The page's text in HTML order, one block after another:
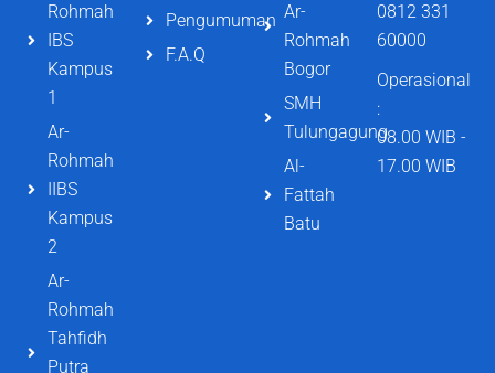
Rohmah
IBS
Kampus
1
Ar-
Rohmah
IIBS
Kampus
2
Ar-
Rohmah
Tahfidh
Putra
Pengumuman
F.A.Q
0812 331
60000
Operasional
:
08.00 WIB -
17.00 WIB
Ar-
Rohmah
Bogor
SMH
Tulungagung
Al-
Fattah
Batu